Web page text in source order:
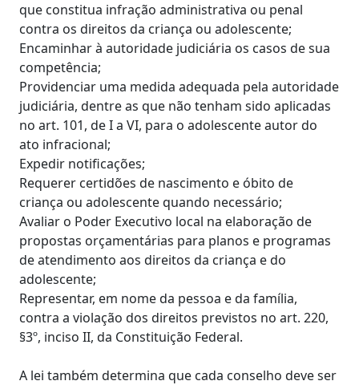
que constitua infração administrativa ou penal
contra os direitos da criança ou adolescente;
Encaminhar à autoridade judiciária os casos de sua
competência;
Providenciar uma medida adequada pela autoridade
judiciária, dentre as que não tenham sido aplicadas
no art. 101, de I a VI, para o adolescente autor do
ato infracional;
Expedir notificações;
Requerer certidões de nascimento e óbito de
criança ou adolescente quando necessário;
Avaliar o Poder Executivo local na elaboração de
propostas orçamentárias para planos e programas
de atendimento aos direitos da criança e do
adolescente;
Representar, em nome da pessoa e da família,
contra a violação dos direitos previstos no art. 220,
§3º, inciso II, da Constituição Federal.
A lei também determina que cada conselho deve ser